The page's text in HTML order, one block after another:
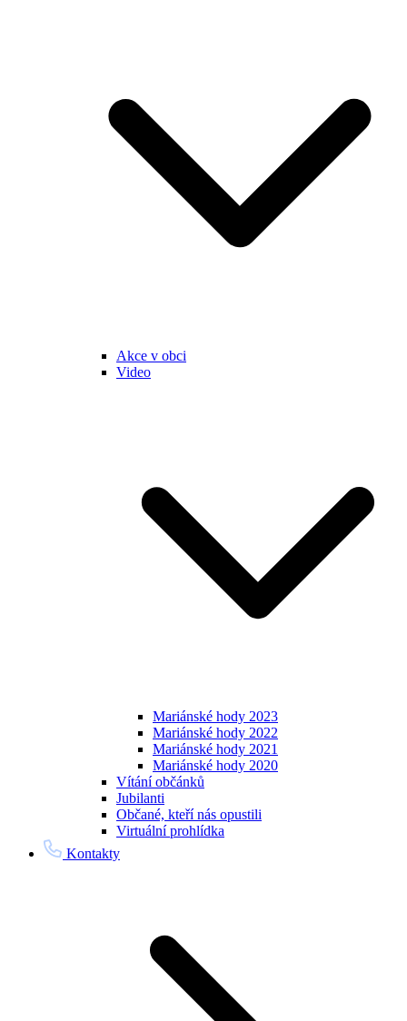
Akce v obci
Video
Mariánské hody 2023
Mariánské hody 2022
Mariánské hody 2021
Mariánské hody 2020
Vítání občánků
Jubilanti
Občané, kteří nás opustili
Virtuální prohlídka
Kontakty